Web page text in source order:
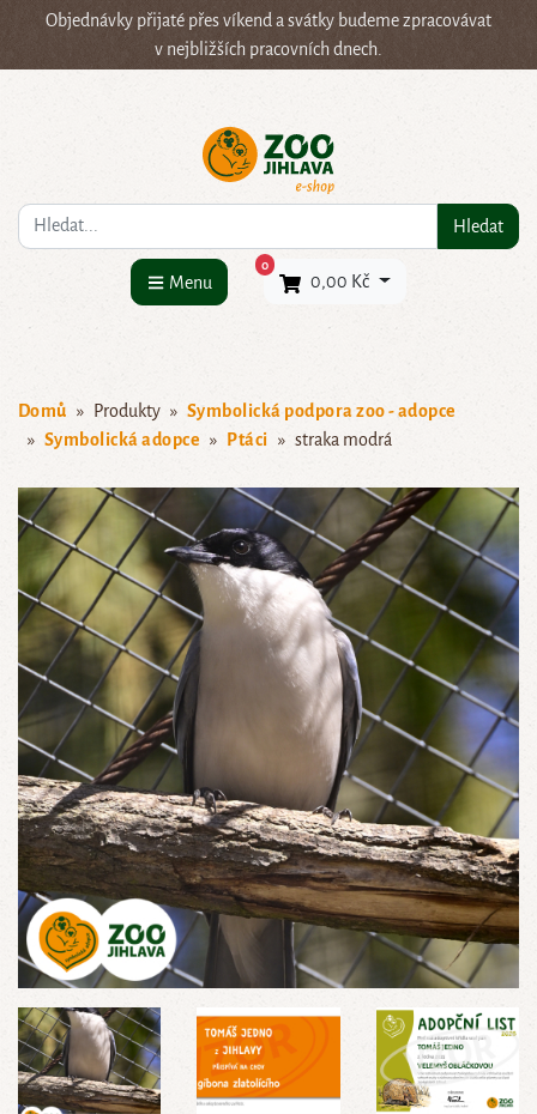
Objednávky přijaté přes víkend a svátky budeme zpracovávat
v nejbližších pracovních dnech.
Co hledáte? Hledat
Menu
0×
0,00 Kč
Domů Produkty
Symbolická podpora zoo - adopce
Symbolická adopce
Ptáci straka modrá